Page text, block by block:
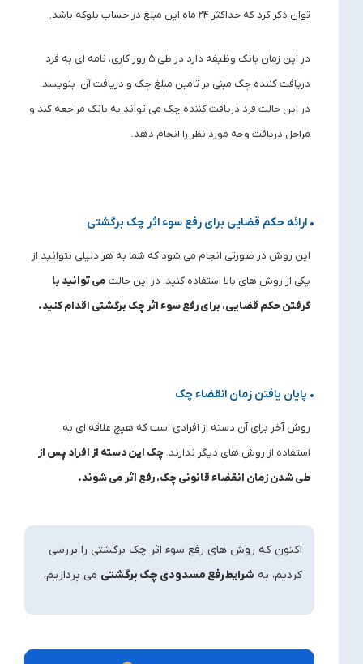
توان ذکر کرد که حداکثر ۲۴ ماه این مبلغ در حساب بلوکه باشد.
در این زمان بانک وظیفه دارد در طی ۵ روز کاری، نامه ای به فرد
دریافت کننده چک مبنی بر تامین مبلغ چک و دریافت آن، بنویسد.
در این حالت فرد دریافت کننده چک می تواند به بانک مراجعه کند و
مراحل دریافت وجه مورد نظر را انجام دهد.
• ارائه حکم قضایی برای رفع سوء اثر چک برگشتی
این روش در صورتی انجام می شود که شما به هر دلیلی نتوانید از
یکی از روش های بالا استفاده کنید. در این حالت می توانید با
گرفتن حکم قضایی، برای رفع سوء اثر چک برگشتی اقدام کنید.
• پایان یافتن زمان انقضاء چک
روش آخر برای آن دسته از افرادی است که هیچ علاقه ای به
استفاده از روش های دیگر ندارند. چک این دسته از افراد پس از
طی شدن زمان انقضاء قانونی چک، رفع اثر می شوند.
اکنون که روش های رفع سوء اثر چک برگشتی را بررسی
کردیم، به شرایط رفع مسدودی چک برگشتی می پردازیم.